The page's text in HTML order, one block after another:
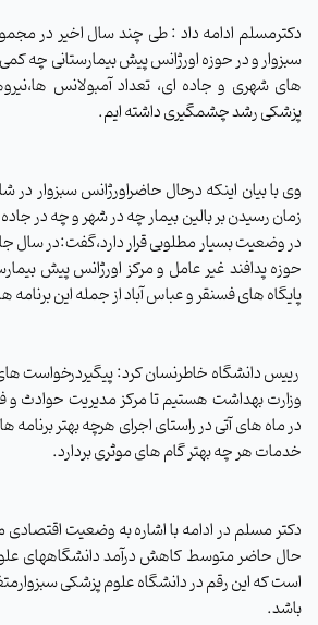
دکترمسلم ادامه داد : طی چند سال اخیر در
سبزوار و در حوزه اورژانس پیش بیمارستانی چه کمی
های شهری و جاده ای، تعداد آمبولانس
پزشکی رشد چشمگیری داشته ایم.
وی با بیان اینکه درحال حاضراورژانس سبزوار
زمان رسیدن بر بالین بیمار چه در شهر و چه در
در وضعیت بسیار مطلوبی قرار دارد،گفت:در سال
حوزه پدافند غیر عامل و مرکز اورژانس پیش
پایگاه های فسنقر و عباس آباد از جمله این برنامه
رییس دانشگاه خاطرنسان کرد: پیگیردرخواست
وزارت بهداشت هستیم تا مرکز مدیریت حوادث و
در ماه های آتی در راستای اجرای هرچه بهتر برنامه
خدمات هر چه بهتر گام های موثری بردارد.
دکتر مسلم در ادامه با اشاره به وضعیت
باشد.